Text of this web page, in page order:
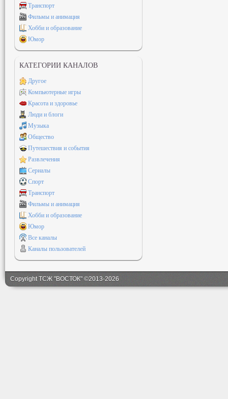
Транспорт
Фильмы и анимация
Хобби и образование
Юмор
КАТЕГОРИИ КАНАЛОВ
Другое
Компьютерные игры
Красота и здоровье
Люди и блоги
Музыка
Общество
Путешествия и события
Развлечения
Сериалы
Спорт
Транспорт
Фильмы и анимация
Хобби и образование
Юмор
Все каналы
Каналы пользователей
Copyright ТСЖ "ВОСТОК" ©2013-2026